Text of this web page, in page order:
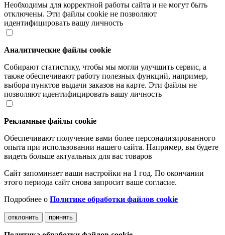
Необходимы для корректной работы сайта и не могут быть
отключены. Эти файлы cookie не позволяют
идентифицировать вашу личность
Аналитические файлы cookie
Собирают статистику, чтобы мы могли улучшить сервис, а
также обеспечивают работу полезных функций, например,
выбора пунктов выдачи заказов на карте. Эти файлы не
позволяют идентифицировать вашу личность
Рекламные файлы cookie
Обеспечивают получение вами более персонализированного
опыта при использовании нашего сайта. Например, вы будете
видеть больше актуальных для вас товаров
Сайт запоминает ваши настройки на 1 год. По окончании
этого периода сайт снова запросит ваше согласие.
Подробнее о Политике обработки файлов cookie
отклонить принять